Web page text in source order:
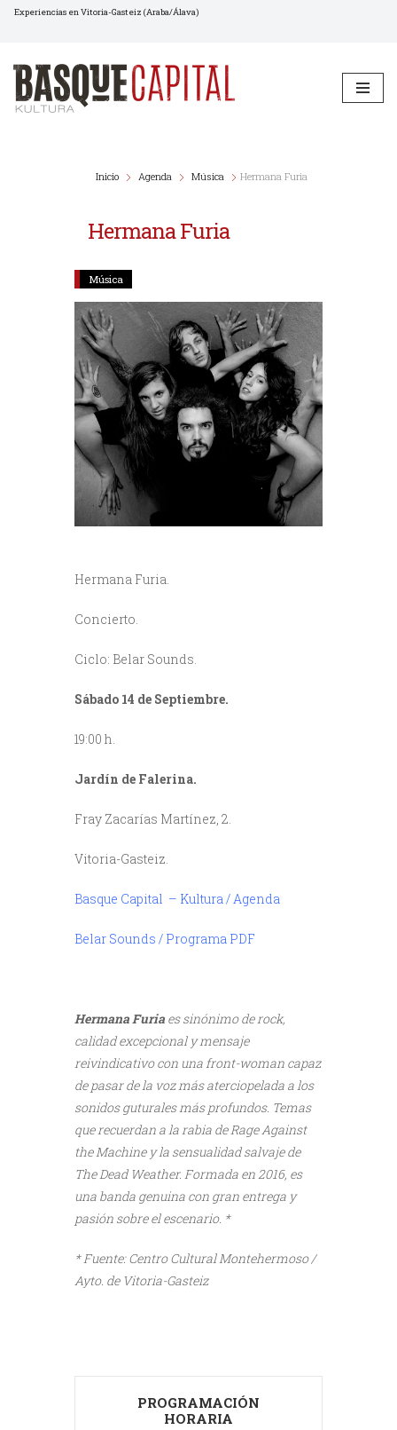
al
contenido
Experiencias en Vitoria-Gasteiz (Araba/Álava)
Inicio Agenda Música Hermana Furia
Hermana Furia
Música
Hermana Furia.
Concierto.
Ciclo: Belar Sounds.
Sábado 14 de Septiembre.
19:00 h.
Jardín de Falerina.
Fray Zacarías Martínez, 2.
Vitoria-Gasteiz.
Basque Capital – Kultura / Agenda
Belar Sounds / Programa PDF
Hermana Furia es sinónimo de rock,
calidad excepcional y mensaje
reivindicativo con una front-woman capaz
de pasar de la voz más aterciopelada a los
sonidos guturales más profundos. Temas
que recuerdan a la rabia de Rage Against
the Machine y la sensualidad salvaje de
The Dead Weather. Formada en 2016, es
una banda genuina con gran entrega y
pasión sobre el escenario. *
* Fuente: Centro Cultural Montehermoso /
Ayto. de Vitoria-Gasteiz
PROGRAMACIÓN
HORARIA